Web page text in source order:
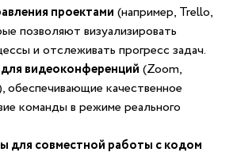
проектами ⁣(например,‍ Trello,
позволяют визуализировать
и отслеживать прогресс задач.
видеоконференций (Zoom,
обеспечивающие качественное
команды в режиме реального
для совместной работы с кодом